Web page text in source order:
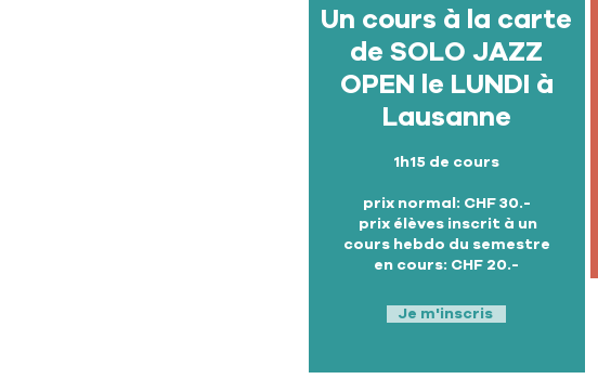
Un cours à la carte
de SOLO JAZZ
OPEN le LUNDI à
Lausanne
1h15 de cours
prix normal: CHF 30.-
prix élèves inscrit à un
cours hebdo du semestre
en cours: CHF 20.-
Je m'inscris